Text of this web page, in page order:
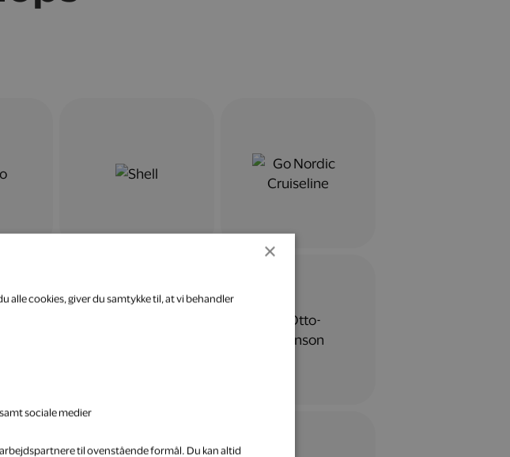
×
alle cookies, giver du samtykke til, at vi behandler
sociale medier
til ovenstående formål. Du kan altid